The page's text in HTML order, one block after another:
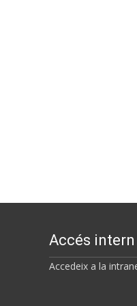
Accés intern
Accedeix a la